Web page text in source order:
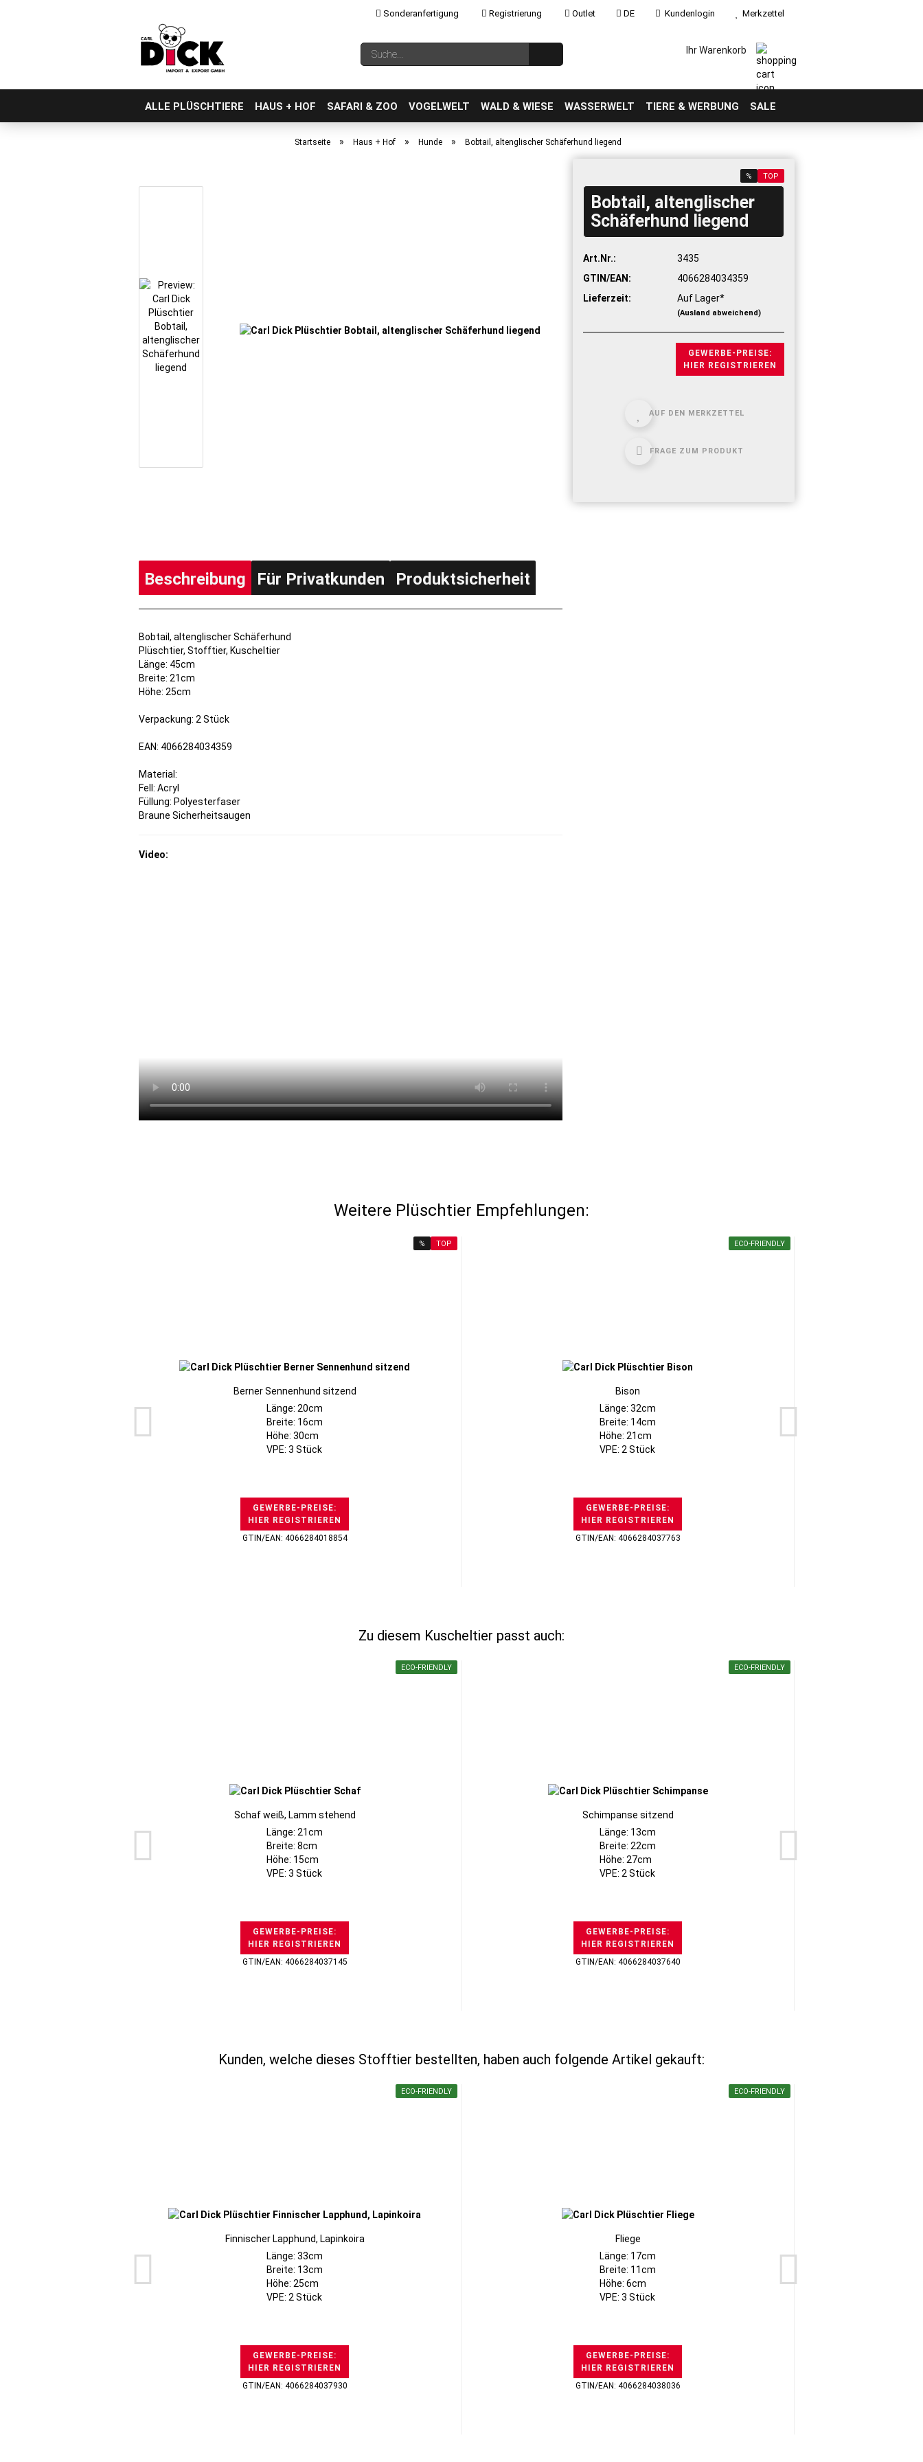
Sonderanfertigung Registrierung Outlet DE
Sprache auswählen
Kundenlogin
Passwort vergessen?
Merkzettel
Suche... Ihr Warenkorb
ALLE PLÜSCHTIERE HAUS + HOF SAFARI & ZOO VOGELWELT WALD & WIESE WASSERWELT TIERE & WERBUNG SALE
Startseite » Haus + Hof » Hunde » Bobtail, altenglischer Schäferhund liegend
% TOP
Bobtail, altenglischer
Schäferhund liegend
Art.Nr.:
3435
GTIN/EAN:
4066284034359
Lieferzeit:
Auf Lager*
(Ausland abweichend)
GEWERBE-PREISE:
HIER REGISTRIEREN
AUF DEN MERKZETTEL
FRAGE ZUM PRODUKT
Beschreibung Für Privatkunden Produktsicherheit
Bobtail, altenglischer Schäferhund
Plüschtier, Stofftier, Kuscheltier
Länge: 45cm
Breite: 21cm
Höhe: 25cm
Verpackung: 2 Stück
EAN: 4066284034359
Material:
Fell: Acryl
Füllung: Polyesterfaser
Braune Sicherheitsaugen
Video:
Weitere Plüschtier Empfehlungen:
% TOP
Berner Sennenhund sitzend
Länge: 20cm
Breite: 16cm
Höhe: 30cm
VPE: 3 Stück
GEWERBE-PREISE:
HIER REGISTRIEREN
GTIN/EAN: 4066284018854
ECO-FRIENDLY
Bison
Länge: 32cm
Breite: 14cm
Höhe: 21cm
VPE: 2 Stück
GEWERBE-PREISE:
HIER REGISTRIEREN
GTIN/EAN: 4066284037763
Zu diesem Kuscheltier passt auch:
ECO-FRIENDLY
Schaf weiß, Lamm stehend
Länge: 21cm
Breite: 8cm
Höhe: 15cm
VPE: 3 Stück
GEWERBE-PREISE:
HIER REGISTRIEREN
GTIN/EAN: 4066284037145
ECO-FRIENDLY
Schimpanse sitzend
Länge: 13cm
Breite: 22cm
Höhe: 27cm
VPE: 2 Stück
GEWERBE-PREISE:
HIER REGISTRIEREN
GTIN/EAN: 4066284037640
Kunden, welche dieses Stofftier bestellten, haben auch folgende Artikel gekauft:
ECO-FRIENDLY
Finnischer Lapphund, Lapinkoira
Länge: 33cm
Breite: 13cm
Höhe: 25cm
VPE: 2 Stück
GEWERBE-PREISE:
HIER REGISTRIEREN
GTIN/EAN: 4066284037930
ECO-FRIENDLY
Fliege
Länge: 17cm
Breite: 11cm
Höhe: 6cm
VPE: 3 Stück
GEWERBE-PREISE:
HIER REGISTRIEREN
GTIN/EAN: 4066284038036